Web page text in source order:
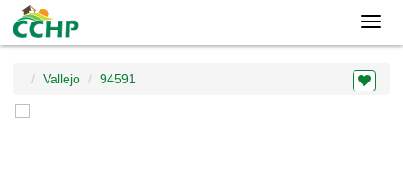
Vallejo 94591